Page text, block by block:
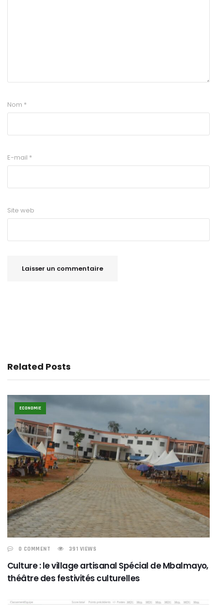
Nom *
E-mail *
Site web
Related Posts
ECONOMIE
0 COMMENT 391 VIEWS
Culture : le village artisanal Spécial de Mbalmayo,
théâtre des festivités culturelles